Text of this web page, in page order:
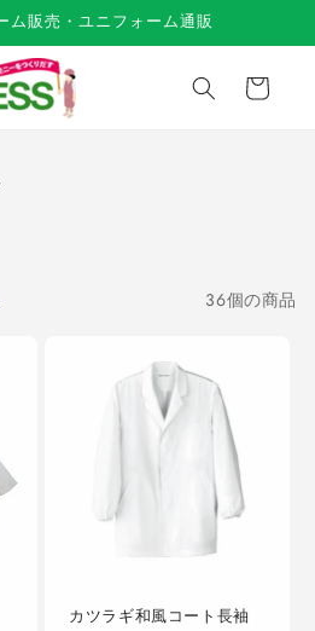
ム販売・ユニフォーム通販
ー
36個の商品
カツラギ和風コート長袖